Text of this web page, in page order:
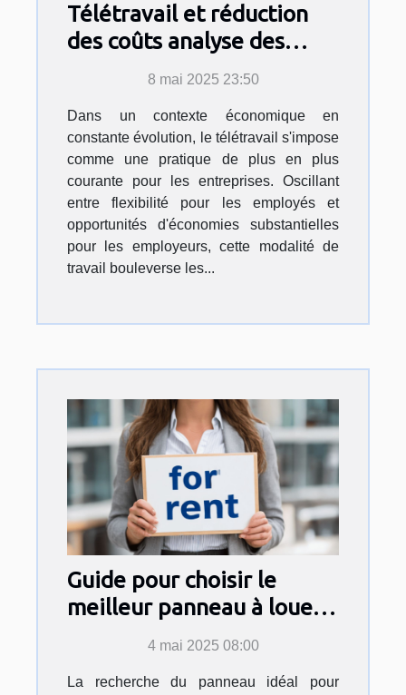
Télétravail et réduction
des coûts analyse des
avantages économiques
8 mai 2025 23:50
Dans un contexte économique en
constante évolution, le télétravail s'impose
comme une pratique de plus en plus
courante pour les entreprises. Oscillant
entre flexibilité pour les employés et
opportunités d'économies substantielles
pour les employeurs, cette modalité de
travail bouleverse les...
Guide pour choisir le
meilleur panneau à louer
pour votre propriété
4 mai 2025 08:00
La recherche du panneau idéal pour